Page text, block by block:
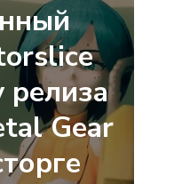
релиза
Gear